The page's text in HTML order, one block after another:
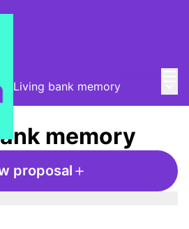
Living bank memory
memory
proposal